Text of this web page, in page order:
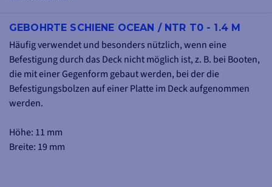
GEBOHRTE SCHIENE OCEAN / NTR T0 - 1.4 M
Häufig verwendet und besonders nützlich, wenn eine
Befestigung durch das Deck nicht möglich ist, z. B. bei Booten,
die mit einer Gegenform gebaut werden, bei der die
Befestigungsbolzen auf einer Platte im Deck aufgenommen
werden.
Höhe: 11 mm
Breite: 19 mm